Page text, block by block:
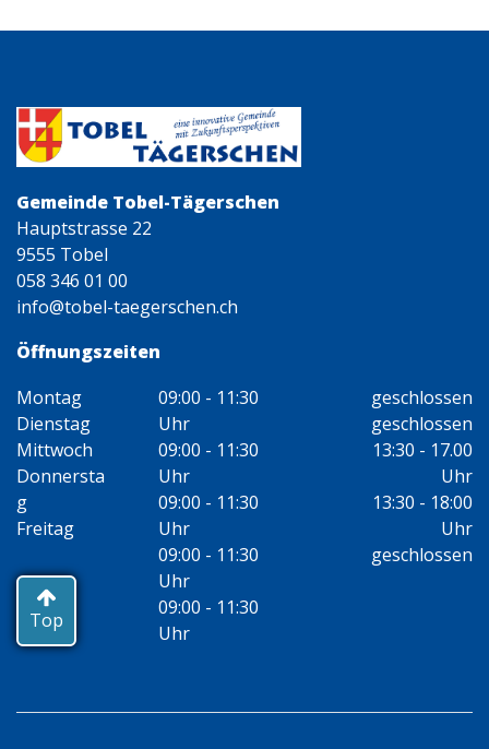
Öffnungszeiten
Gemeinde Tobel-Tägerschen
Hauptstrasse 22
9555 Tobel
058 346 01 00
info@tobel-taegerschen.ch
Montag
Dienstag
Mittwoch
Donnersta
g
Freitag
09:00 - 11:30
Uhr
09:00 - 11:30
Uhr
09:00 - 11:30
Uhr
09:00 - 11:30
Uhr
09:00 - 11:30
Uhr
geschlossen
geschlossen
13:30 - 17.00
Uhr
13:30 - 18:00
Uhr
geschlossen
Top